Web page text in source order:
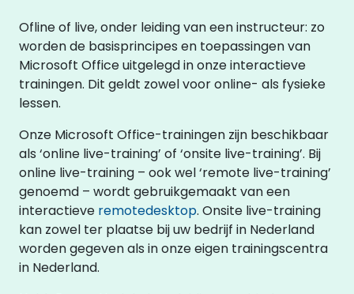
Ofline of live, onder leiding van een instructeur: zo
worden de basisprincipes en toepassingen van
Microsoft Office uitgelegd in onze interactieve
trainingen. Dit geldt zowel voor online- als fysieke
lessen.
Onze Microsoft Office-trainingen zijn beschikbaar
als ‘online live-training’ of ‘onsite live-training’. Bij
online live-training – ook wel ‘remote live-training’
genoemd – wordt gebruikgemaakt van een
interactieve remotedesktop. Onsite live-training
kan zowel ter plaatse bij uw bedrijf in Nederland
worden gegeven als in onze eigen trainingscentra
in Nederland.